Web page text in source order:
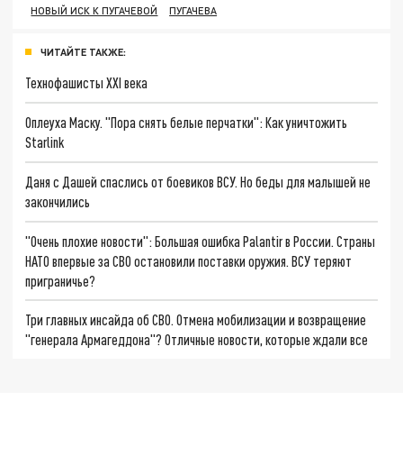
НОВЫЙ ИСК К ПУГАЧЕВОЙ
ПУГАЧЕВА
ЧИТАЙТЕ ТАКЖЕ:
Технофашисты XXI века
Оплеуха Маску. "Пора снять белые перчатки": Как уничтожить
Starlink
Даня с Дашей спаслись от боевиков ВСУ. Но беды для малышей не
закончились
"Очень плохие новости": Большая ошибка Palantir в России. Страны
НАТО впервые за СВО остановили поставки оружия. ВСУ теряют
приграничье?
Три главных инсайда об СВО. Отмена мобилизации и возвращение
"генерала Армагеддона"? Отличные новости, которые ждали все